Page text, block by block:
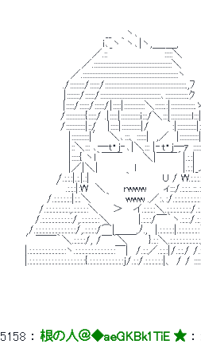
__　　ヽ､
i､_ヽ｀ヽ､|ヽ,＿_＿,
／.::　　　　　　　　:::::＼
／.:::::::::::::::::::::::::::::::::::::::::::::::::＼
／.::::::::::::::::::::::::::::::::::::::::::::::::::::::::::::ヽ
./:::::::::/::::::/:::::::::::::::::::::::::::::::::::::::::::::::::::.,ﾌ
|::::::::/::::::/::::::::::::::::::::::::::::::::::::::､::::::::::::::.ｸ
|:::::/::::::/::::::/|:::::|:::::::::::::＼::::::.:|:::::::::::::::.
/::::::::::::{:::::/ .|:::::|::::::::::::i:::/＼:::|:::::::::::::l:::|
/::::::::::::|::/　 |:::::|::::::::::::|/　　 ｀
|:::::::::::|′　＼､:::、::::::|　,／　
|::＼::: ､―t・j‐､|＼::: |‐t・j―ｧ
|:::::{ ヽl｀￣￣　 　 ＼|￣￣´|.:.:|
|／|＼|　　　　　l　 　　　　　|.:.:|_
/.:.:.:|.:.|.:|　　　　　｀　 　 　 U /
′.:.:.:|:W　＼ 　　rwww　 　ィ:::/
/.:.:.:.:.:.:|:.:.＼　　｀　　www .／:､:/
/.:.:.:.:.:.:.:.:,.:.:.:.:.:＼　　＞ 　イ.:.:.:.:＼
/.:.:.:.:.:.:.:.:.:.:/,.:.:.:.:.:.:＼　　　　|.:.:.:/￣｀ヽ.:.:.:/
/.:.:.:.:.:.:.:.:.:.:.:.:.:/,.:.:.:.:/⌒|＿＿,ﾉ.,　
′￣￣｀＼.:.:.:.:/, /￣｀＼ 　　 }.:.:＼
|.:.:.:.:.:.:.:.:.:.:.:.:ヽ.:.:.:.:.:.:.:.:.:.:.:.:.:￣|　/.:.:／.:.:.:|/.:.:./ /
|.:.:.:.:.:.:.:.:.:.:.:.:.:.:.:.:.:.:{.:.:.:.:.:.:.:.:.:.:.:j/.:.:/.:.:.:.:.:.:|、 / /
5158 ： 根の人＠◆aeGKBk1TiE ★ ：